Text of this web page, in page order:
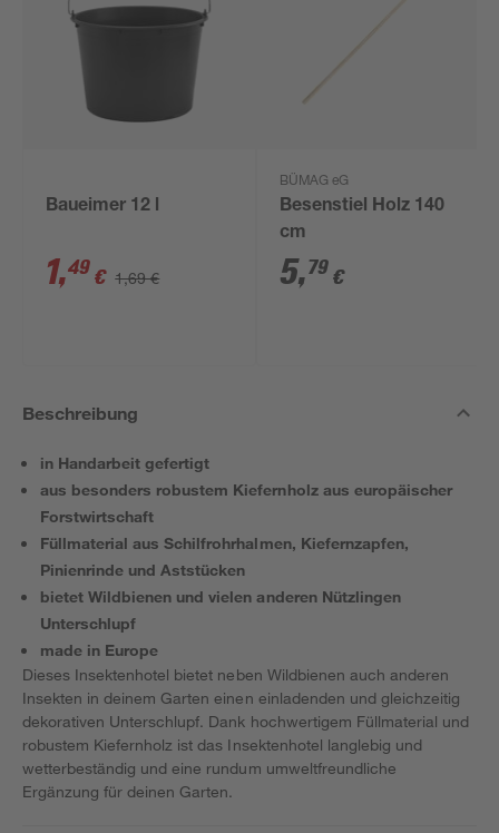
Baueimer 12 l
1,49 € 1,69 €
BÜMAG eG
Besenstiel Holz 140
cm
5,79 €
Beschreibung
in Handarbeit gefertigt
aus besonders robustem Kiefernholz aus europäischer
Forstwirtschaft
Füllmaterial aus Schilfrohrhalmen, Kiefernzapfen,
Pinienrinde und Aststücken
bietet Wildbienen und vielen anderen Nützlingen
Unterschlupf
made in Europe
Dieses Insektenhotel bietet neben Wildbienen auch anderen
Insekten in deinem Garten einen einladenden und gleichzeitig
dekorativen Unterschlupf. Dank hochwertigem Füllmaterial und
robustem Kiefernholz ist das Insektenhotel langlebig und
wetterbeständig und eine rundum umweltfreundliche
Ergänzung für deinen Garten.